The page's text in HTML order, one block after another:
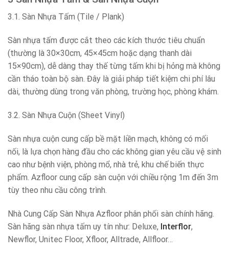
3.1. Sàn Nhựa Tấm (Tile / Plank)
Sàn nhựa tấm được cắt theo các kích thước tiêu chuẩn
(thường là 30×30cm, 45×45cm hoặc dạng thanh dài
15×90cm), dễ dàng thay thế từng tấm khi bị hỏng mà không
cần tháo toàn bộ sàn. Đây là giải pháp tiết kiệm chi phí lâu
dài, thường dùng trong văn phòng, trường học, phòng khám.
3.2. Sàn Nhựa Cuộn (Sheet Vinyl)
Sàn nhựa cuộn cung cấp bề mặt liền mạch, không có mối
nối, là lựa chọn hàng đầu cho các không gian yêu cầu vệ sinh
cao như bệnh viện, phòng mổ, nhà trẻ, khu chế biến thực
phẩm. Azfloor cung cấp sàn cuộn với chiều rộng 1m đến 3m
tùy theo nhu cầu công trình.
Nhà Cung Cấp Sàn Nhựa Azfloor phân phối sàn chính hãng.
Sàn hãng sàn nhựa tấm uy tín như: Deluxe, Interflor,
Newflor, Unitec Floor, Xfloor, Alltrade, Allfloor…